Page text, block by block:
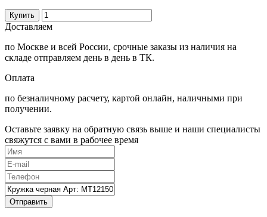
Купить
Доставляем
по Москве и всей России, срочные заказы из наличия на
складе отправляем день в день в ТК.
Оплата
по безналичному расчету, картой онлайн, наличными при
получении.
Оставьте заявку на обратную связь выше и наши специалисты
свяжутся с вами в рабочее время
Отправить